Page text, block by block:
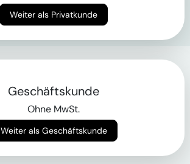
Weiter als Privatkunde
Geschäftskunde
Ohne MwSt.
Weiter als Geschäftskunde